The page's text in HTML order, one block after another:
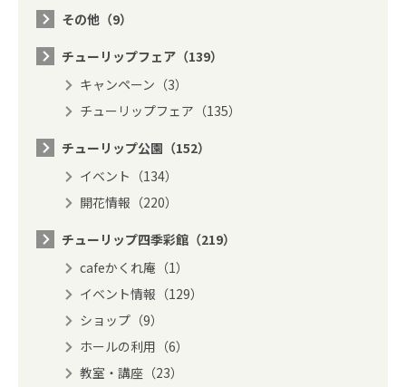
その他（9）
チューリップフェア（139）
キャンペーン（3）
チューリップフェア（135）
チューリップ公園（152）
イベント（134）
開花情報（220）
チューリップ四季彩館（219）
cafeかくれ庵（1）
イベント情報（129）
ショップ（9）
ホールの利用（6）
教室・講座（23）